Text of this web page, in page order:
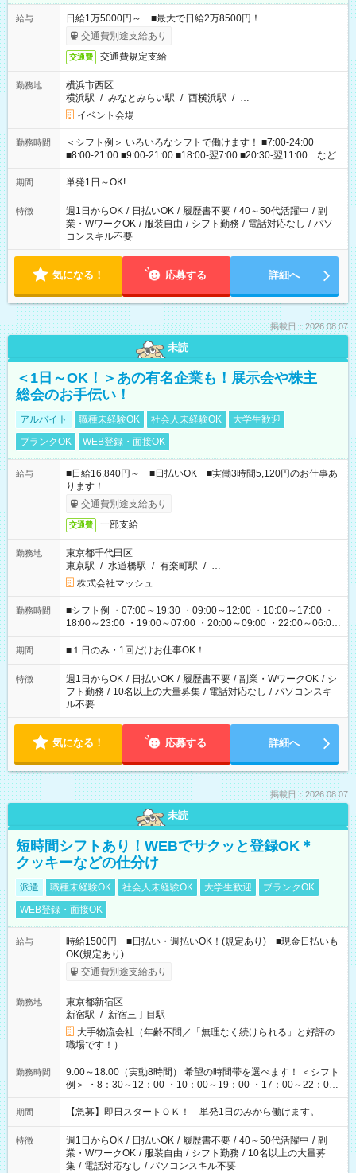
給与
日給1万5000円～ ■最大で日給2万8500円！
交通費別途支給あり
交通費 交通費規定支給
勤務地
横浜市西区
横浜駅 / みなとみらい駅 / 西横浜駅 / …
イベント会場
勤務時間
＜シフト例＞ いろいろなシフトで働けます！ ■7:00-24:00
■8:00-21:00 ■9:00-21:00 ■18:00-翌7:00 ■20:30-翌11:00 など
期間 単発1日～OK!
特徴 週1日からOK / 日払いOK / 履歴書不要 / 40～50代活躍中 / 副
業・WワークOK / 服装自由 / シフト勤務 / 電話対応なし / パソ
コンスキル不要
気になる！ 応募する 詳細へ
掲載日：2026.08.07
未読
＜1日～OK！＞あの有名企業も！展示会や株主
総会のお手伝い！
アルバイト 職種未経験OK 社会人未経験OK
大学生歓迎
ブランクOK
WEB登録・面接OK
給与
■日給16,840円～ ■日払いOK ■実働3時間5,120円のお仕事あ
ります！
交通費別途支給あり
交通費 一部支給
勤務地
東京都千代田区
東京駅 / 水道橋駅 / 有楽町駅 / …
株式会社マッシュ
勤務時間
■シフト例 ・07:00～19:30 ・09:00～12:00 ・10:00～17:00 ・
18:00～23:00 ・19:00～07:00 ・20:00～09:00 ・22:00～06:00
etc ★最短で3時間で5,120円のお仕事から 15時間で2万円近く稼
げるお仕事も！ ご希望のお時間に合わせてご紹介！ ※シフトは
ください！
期間 ■１日のみ・1回だけお仕事OK！
特徴 週1日からOK / 日払いOK / 履歴書不要 / 副業・WワークOK / シ
フト勤務 / 10名以上の大量募集 / 電話対応なし / パソコンスキ
ル不要
気になる！ 応募する 詳細へ
掲載日：2026.08.07
未読
短時間シフトあり！WEBでサクッと登録OK＊
クッキーなどの仕分け
派遣 職種未経験OK 社会人未経験OK 大学生歓迎
ブランクOK
WEB登録・面接OK
給与
時給1500円 ■日払い・週払いOK！(規定あり) ■現金日払いも
OK(規定あり)
交通費別途支給あり
勤務地
東京都新宿区
新宿駅 / 新宿三丁目駅
大手物流会社（年齢不問／「無理なく続けられる」と好評の
職場です！）
勤務時間
9:00～18:00（実動8時間） 希望の時間帯を選べます！ ＜シフト
例＞ ・8：30～12：00 ・10：00～19：00 ・17：00～22：00
・13：00～22：00 ・22：00～翌6：00 など
期間 【急募】即日スタートＯＫ！ 単発1日のみから働けます。
特徴 週1日からOK / 日払いOK / 履歴書不要 / 40～50代活躍中 / 副
業・WワークOK / 服装自由 / シフト勤務 / 10名以上の大量募
集 / 電話対応なし / パソコンスキル不要